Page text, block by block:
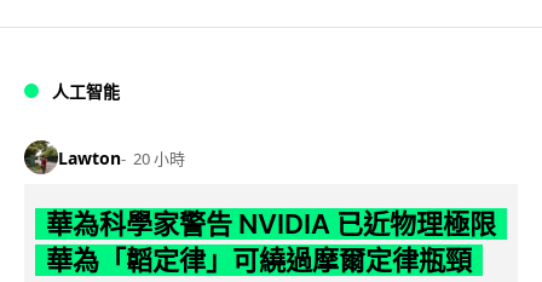
人工智能
Lawton 20 小時
華為科學家警告 NVIDIA 已近物理極限
華為「韜定律」可繞過摩爾定律瓶頸